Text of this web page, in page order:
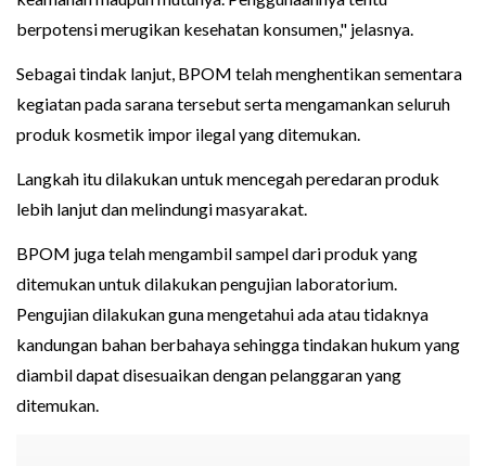
berpotensi merugikan kesehatan konsumen," jelasnya.
Sebagai tindak lanjut, BPOM telah menghentikan sementara
kegiatan pada sarana tersebut serta mengamankan seluruh
produk kosmetik impor ilegal yang ditemukan.
Langkah itu dilakukan untuk mencegah peredaran produk
lebih lanjut dan melindungi masyarakat.
BPOM juga telah mengambil sampel dari produk yang
ditemukan untuk dilakukan pengujian laboratorium.
Pengujian dilakukan guna mengetahui ada atau tidaknya
kandungan bahan berbahaya sehingga tindakan hukum yang
diambil dapat disesuaikan dengan pelanggaran yang
ditemukan.